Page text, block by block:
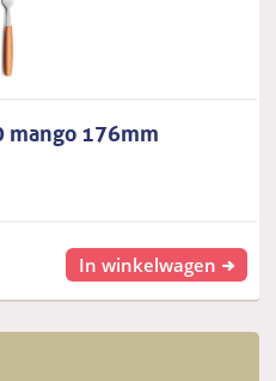
176mm
In winkelwagen